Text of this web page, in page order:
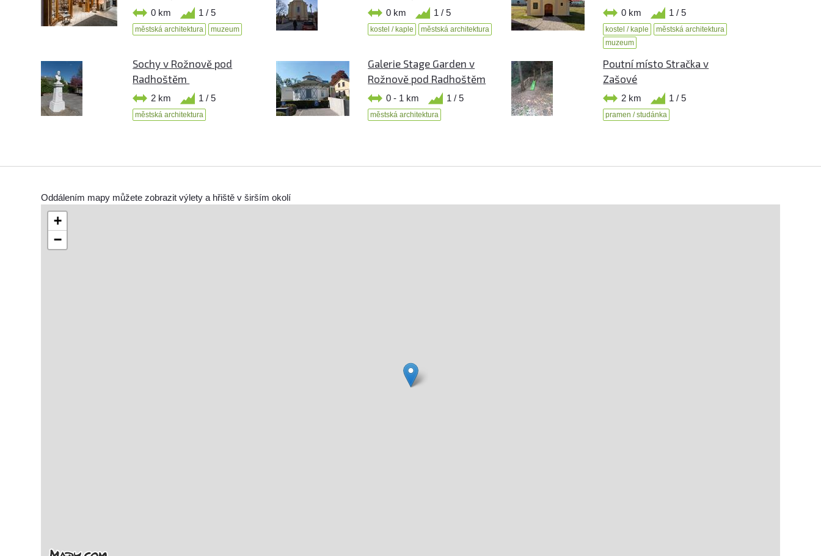
0 km 1 / 5
městská architektura muzeum
0 km 1 / 5
kostel / kaple městská architektura
0 km 1 / 5
kostel / kaple
městská architektura
muzeum
Sochy v Rožnově pod
Radhoštěm
2 km 1 / 5
městská architektura
Galerie Stage Garden v
Rožnově pod Radhoštěm
0 - 1 km 1 / 5
městská architektura
Poutní místo Stračka v
Zašové
2 km 1 / 5
pramen / studánka
Oddálením mapy můžete zobrazit výlety a hřiště v širším okolí
+
−